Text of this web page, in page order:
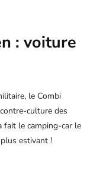
: voiture
le Combi
culture des
fait le camping-car le
estivant !